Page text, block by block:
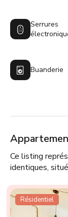
Serrures
Buanderie
Ce listing
identiques,
Résidentiel